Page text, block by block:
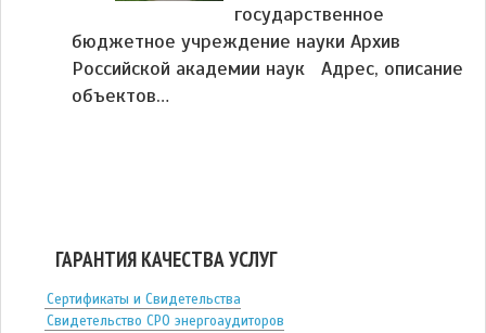
государственное
бюджетное учреждение науки Архив
Российской академии наук Адрес, описание
объектов…
ГАРАНТИЯ КАЧЕСТВА УСЛУГ
Сертификаты и Свидетельства
Свидетельство СРО энергоаудиторов